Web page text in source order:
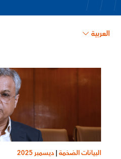
العربية
البيانات الضخمة|ديسمبر 2025